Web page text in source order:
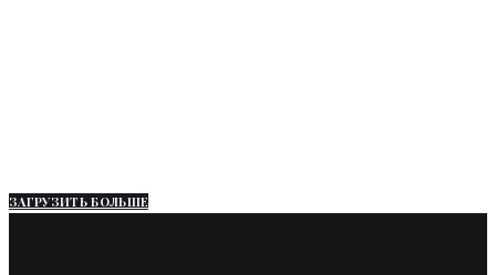
ЗАГРУЗИТЬ БОЛЬШЕ